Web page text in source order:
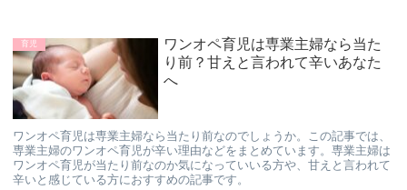
育児
ワンオペ育児は専業主婦なら当た
り前？甘えと言われて辛いあなた
へ
ワンオペ育児は専業主婦なら当たり前なのでしょうか。この記事では、
専業主婦のワンオペ育児が辛い理由などをまとめています。専業主婦は
ワンオペ育児が当たり前なのか気になっていいる方や、甘えと言われて
辛いと感じている方におすすめの記事です。